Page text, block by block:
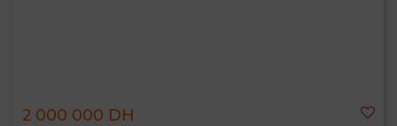
2 000 000 DH